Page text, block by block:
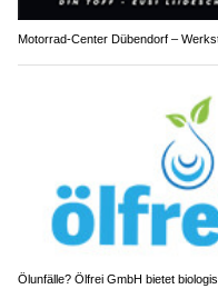
Motorrad-Center Dübendorf –
Ölunfälle? Ölfrei GmbH bietet